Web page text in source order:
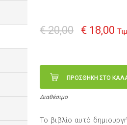
€ 20,00 € 18,00
ΠΡΟΣΘΗΚΗ ΣΤΟ
Διαθέσιμο
Το βιβλίο αυτό